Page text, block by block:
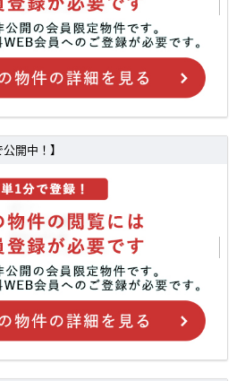
開中！】